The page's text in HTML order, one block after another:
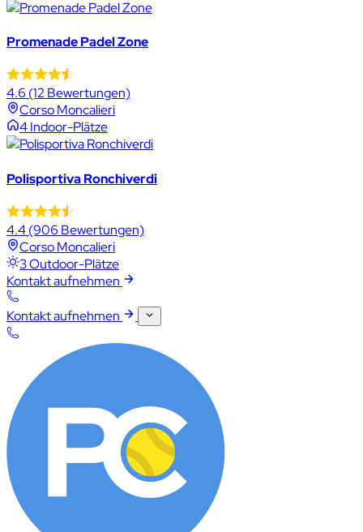
Promenade Padel Zone
4.6 (12 Bewertungen)
Corso Moncalieri
4 Indoor-Plätze
Polisportiva Ronchiverdi
4.4(906 Bewertungen)
Corso Moncalieri
3 Outdoor-Plätze
Kontakt aufnehmen
Kontakt aufnehmen